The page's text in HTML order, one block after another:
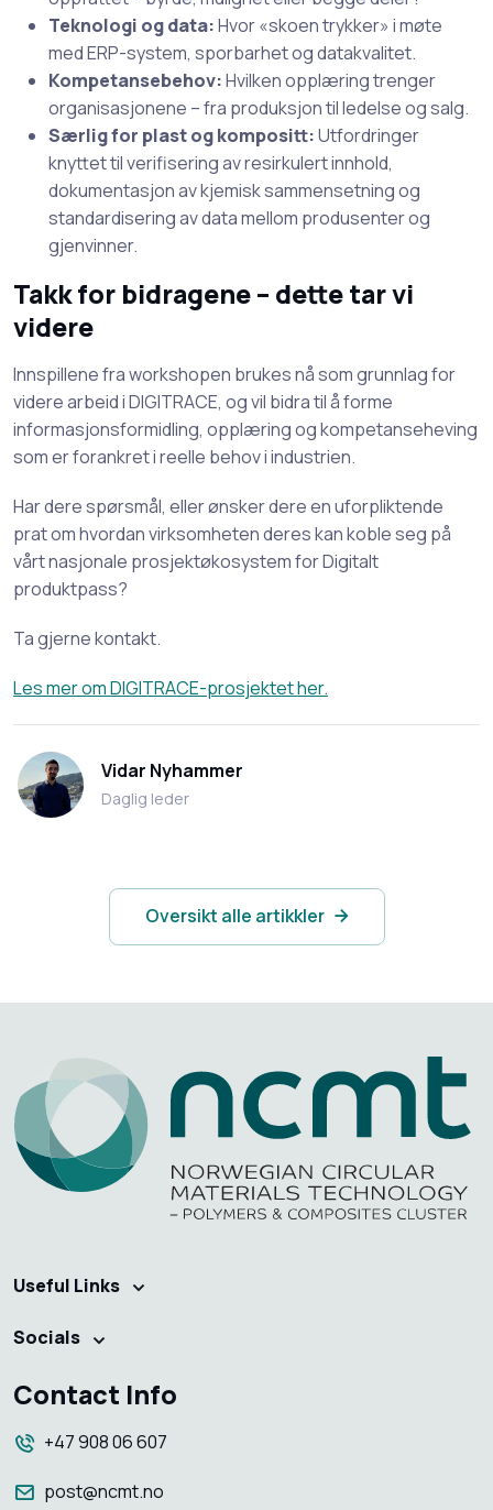
Teknologi og data:Hvor «skoen trykker» i møte
med ERP-system, sporbarhet og datakvalitet.
Kompetansebehov:Hvilken opplæring trenger
organisasjonene – fra produksjon til ledelse og salg.
Særlig for plast og kompositt:Utfordringer
knyttet til verifisering av resirkulert innhold,
dokumentasjon av kjemisk sammensetning og
standardisering av data mellom produsenter og
gjenvinner.
Takk for bidragene – dette tar vi
videre
Innspillene fra workshopen brukes nå som grunnlag for
videre arbeid i DIGITRACE, og vil bidra til å forme
informasjonsformidling, opplæring og kompetanseheving
som er forankret i reelle behov i industrien.
Har dere spørsmål, eller ønsker dere en uforpliktende
prat om hvordan virksomheten deres kan koble seg på
vårt nasjonale prosjektøkosystem for Digitalt
produktpass?
Ta gjerne kontakt.
Les mer om DIGITRACE-prosjektet her.
Vidar Nyhammer
Daglig leder
Oversikt alle artikkler
Useful Links
Socials
Contact Info
+47 908 06 607
post@ncmt.no